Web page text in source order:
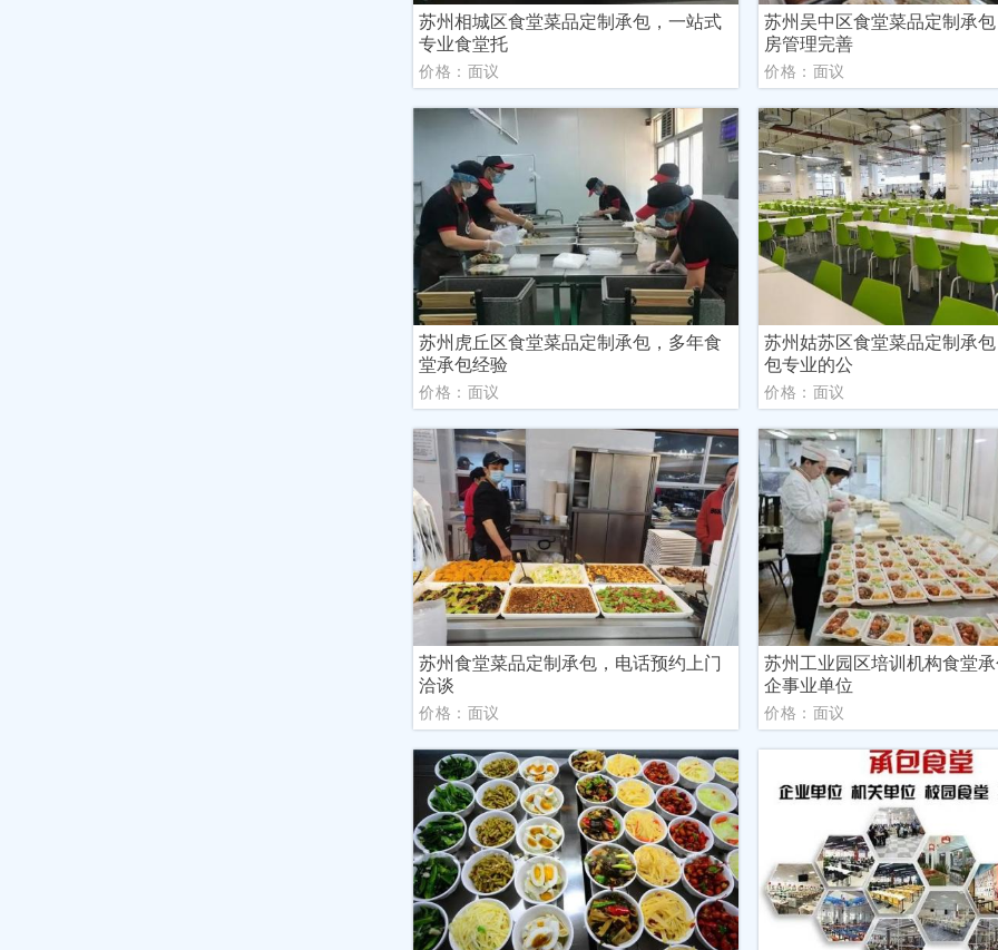
苏州相城区食堂菜品定制承包，一站式
专业食堂托
价格：面议
苏州吴中区食堂菜品定制承
房管理完善
价格：面议
苏州虎丘区食堂菜品定制承包，多年食
堂承包经验
价格：面议
苏州姑苏区食堂菜品定制承
包专业的公
价格：面议
苏州食堂菜品定制承包，电话预约上门
洽谈
价格：面议
苏州工业园区培训机构食堂
企事业单位
价格：面议